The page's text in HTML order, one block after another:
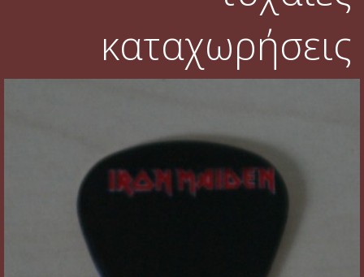
καταχωρήσεις